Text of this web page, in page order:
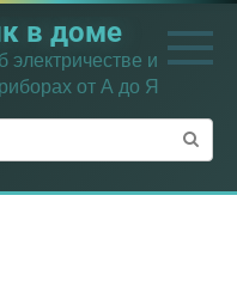
в доме
электричестве и
от А до Я